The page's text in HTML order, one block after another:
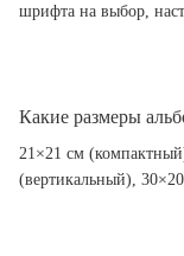
шрифта на выбор,
Какие размеры
21×21 см
(вертикальный),